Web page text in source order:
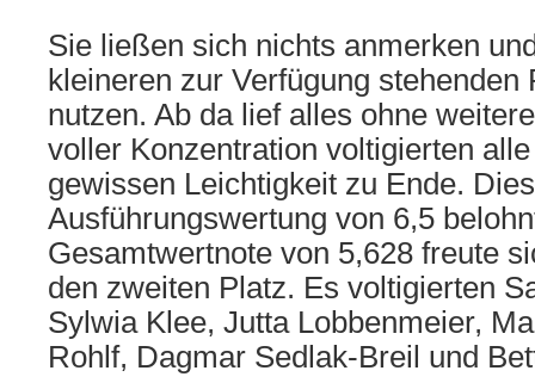
Sie ließen sich nichts anmerken
kleineren zur Verfügung stehenden
nutzen. Ab da lief alles ohne
voller Konzentration voltigierten
gewissen Leichtigkeit zu Ende.
Ausführungswertung von 6,5
Gesamtwertnote von 5,628 freute
den zweiten Platz. Es voltigierten
Sylwia Klee, Jutta Lobbenmeier,
Rohlf, Dagmar Sedlak-Breil und